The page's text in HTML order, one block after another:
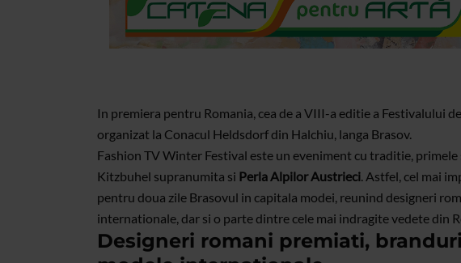
In premiera pentru Romania, cea de a VIII-a editie a Festivalului
organizat la Conacul Heldsdorf din Halchiu, langa Brasov.
Fashion TV Winter Festival este un eveniment cu traditie,
Kitzbuhel supranumita si Perla Alpilor Austrieci . Astfel, cel mai
pentru doua zile Brasovul in capitala modei, reunind designeri
internationale, dar si o parte dintre cele mai indragite vedete din
Designeri romani premiati,